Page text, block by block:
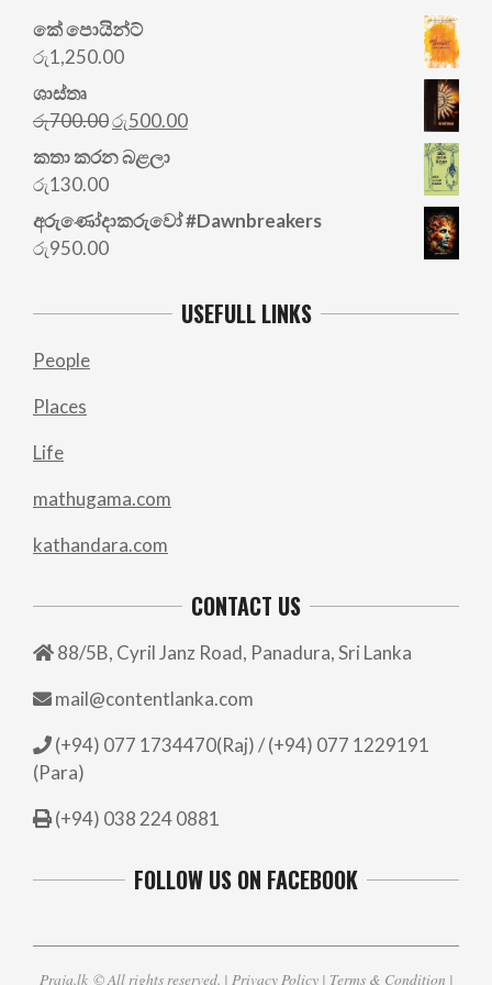
කේ පොයින්ට්
රු1,250.00
ශාස්තෘ
රු700.00Original
price
was:
රු500.00Current
කතා කරන බළලා
රු130.00
අරු‍ණෝදාකරුවෝ #Dawnbreakers
රු950.00
USEFULL LINKS
People
Places
Life
mathugama.com
kathandara.com
CONTACT US
88/5B, Cyril Janz Road, Panadura, Sri Lanka
mail@contentlanka.com
(+94) 077 1734470(Raj) / (+94) 077 1229191
(Para)
(+94) 038 224 0881
FOLLOW US ON FACEBOOK
Praja.lk© All rights reserved. | Privacy Policy| Terms & Condition |